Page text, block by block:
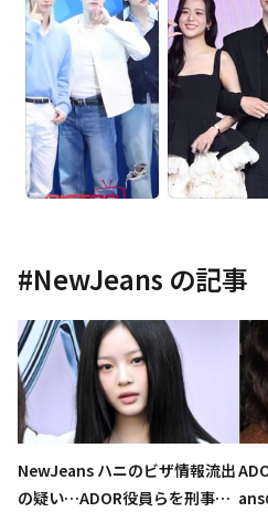
#NewJeans の記事
NewJeans ハニのビザ情報流出
の疑い…ADOR役員らを刑事告